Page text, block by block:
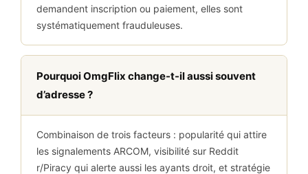
demandent inscription ou paiement, elles sont
systématiquement frauduleuses.
Pourquoi OmgFlix change-t-il aussi souvent
d’adresse ?
Combinaison de trois facteurs : popularité qui attire
les signalements ARCOM, visibilité sur Reddit
r/Piracy qui alerte aussi les ayants droit, et stratégie